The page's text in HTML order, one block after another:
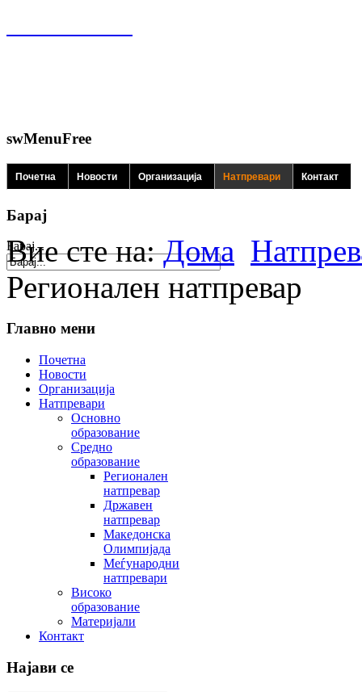
swMenuFree
Почетна Новости Организација Натпревари Контакт
Барај
Барај...
Вие сте на:Дома
Регионален натпревар
Главно мени
Почетна
Новости
Организација
Натпревари
Основно
образование
Средно
образование
Регионален
натпревар
Државен
натпревар
Македонска
Олимпијада
Меѓународни
натпревари
Високо
образование
Материјали
Контакт
Најави се